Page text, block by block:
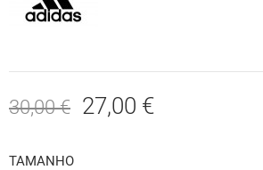
30,00 € 27,00 €
TAMANHO